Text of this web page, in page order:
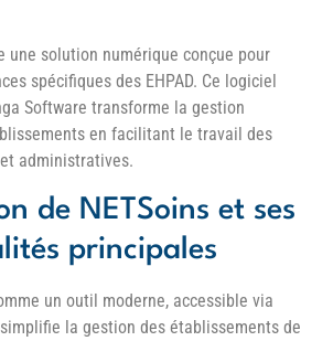
une solution numérique conçue pour
spécifiques des EHPAD. Ce logiciel
Software transforme la gestion
en facilitant le travail des
administratives.
de NETSoins et ses
principales
un outil moderne, accessible via
la gestion des établissements de